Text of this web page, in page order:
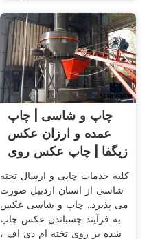
چاپ و شاسی | چاپ
عمده و ارزان عکس
زیگفا | چاپ عکس روی
تخته
کلیه خدمات چاپی و ارسال تخته
شاسی از استان اردبیل صورت
می پذیرد.. چاپ و شاسی عکس
به فرآیند چسباندن عکس چاپ
شده بر روی تخته ام دی اف ،